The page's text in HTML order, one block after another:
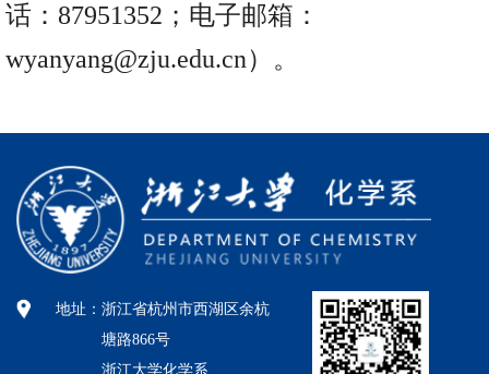
话：87951352；电子邮箱：
wyanyang@zju.edu.cn）。
地址： 浙江省杭州市西湖区余杭
塘路866号
浙江大学化学系